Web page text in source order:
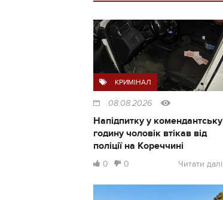
КРИМІНАЛ
08.08.2026
Напідпитку у комендантську
годину чоловік втікав від
поліції на Кореччині
0 0 Читати далі